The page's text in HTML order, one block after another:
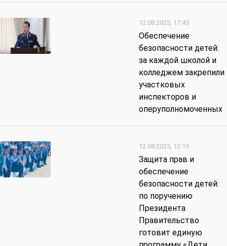
12.08.2025, 17:45
Обеспечение
безопасности детей:
за каждой школой и
колледжем закрепили
участковых
инспекторов и
оперуполномоченных
12.08.2025, 12:15
Защита прав и
обеспечение
безопасности детей:
по поручению
Президента
Правительство
готовит единую